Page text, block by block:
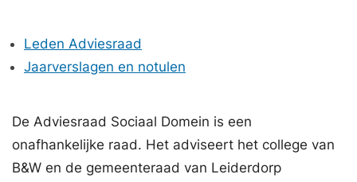
De Adviesraad Sociaal Domein is een
onafhankelijke raad. Het adviseert het college van
B&W en de gemeenteraad van Leiderdorp
Leden Adviesraad
Jaarverslagen en notulen